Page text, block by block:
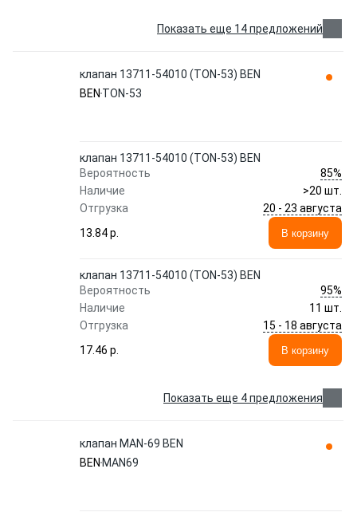
Показать еще 14 предложений
клапан 13711-54010 (TON-53) BEN
BEN TON-53
клапан 13711-54010 (TON-53) BEN
Вероятность
85%
Наличие
>20 шт.
Отгрузка
20 - 23 августа
13.84 p.
В корзину
клапан 13711-54010 (TON-53) BEN
Вероятность
95%
Наличие
11 шт.
Отгрузка
15 - 18 августа
17.46 p.
В корзину
Показать еще 4 предложения
клапан MAN-69 BEN
BEN MAN69